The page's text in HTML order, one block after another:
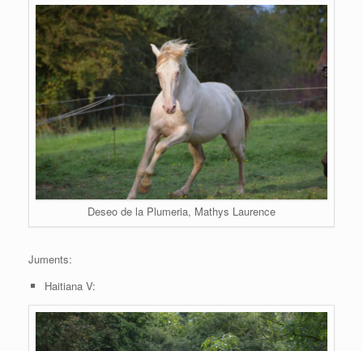
Deseo de la Plumeria, Mathys Laurence
Juments:
Haitiana V: